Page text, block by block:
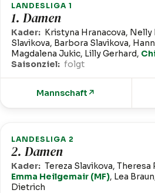
LANDESLIGA 1
1. Damen
Kader: Kristyna Hranacova, Nelly
Slavikova, Barbora Slavikova,
Magdalena Jukic, Lilly Gerhard,
Saisonziel: folgt
Mannschaft ↗
LANDESLIGA 2
2. Damen
Kader: Tereza Slavikova,
Emma Heilgemair (MF), Lea
Dietrich